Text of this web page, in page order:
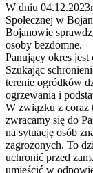
W dniu
Społecznej w
Bojanowie
osoby bezdomne.
Panujący okres
Szukając
terenie ogródków
ogrzewania i
W związku z coraz
zwracamy się do
na sytuację osób
zagrożonych. To
uchronić przed
umieścić w